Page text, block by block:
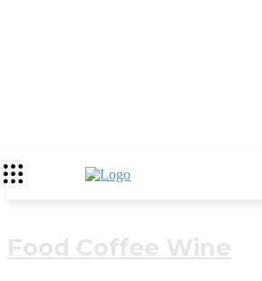
Food Coffee Wine